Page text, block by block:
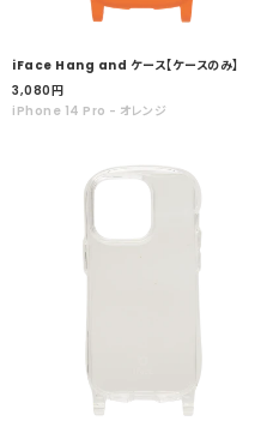
iFace Hang and ケース【ケースのみ】
セ
ー
3,080円
iPhone 14 Pro - オレンジ